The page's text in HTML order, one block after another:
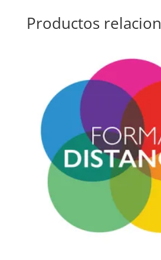
Productos